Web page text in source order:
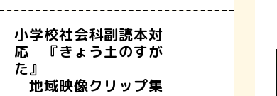
小学校社会科副読本対
応 『きょう土のすが
た』
地域映像クリップ集